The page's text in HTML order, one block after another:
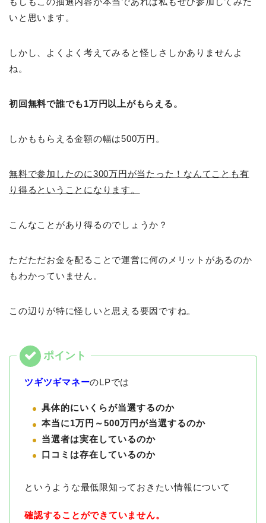
いと思います。
しかし、よくよく考えてみると怪しさしかありませんよ
ね。
初回無料で誰でも1万円以上がもらえる。
しかももらえる金額の幅は500万円。
無料で参加したのに300万円が当たった！なんてことも有
り得るということになります。
こんなことがあり得るのでしょうか？
ただただお金を配ることで運営に何のメリットがあるのか
もわかっていません。
この辺りが特に怪しいと思える要因ですね。
ツギツギマネーのLPでは
具体的にいくらが当選するのか
本当に1万円～500万円が当選するのか
当選者は実在しているのか
口コミは存在しているのか
というような最低限知っておきたい情報について
確認することができていません。